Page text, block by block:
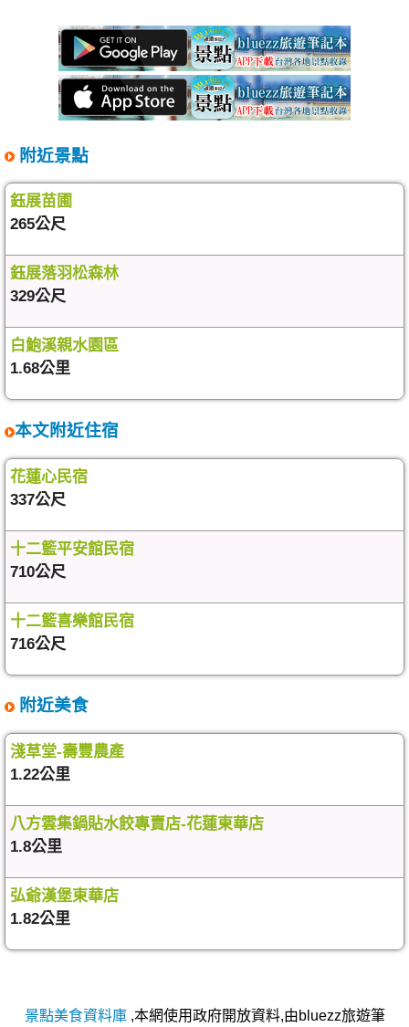
附近景點
鈺展苗圃
265公尺
鈺展落羽松森林
329公尺
白鮑溪親水園區
1.68公里
本文附近住宿
花蓮心民宿
337公尺
十二籃平安館民宿
710公尺
十二籃喜樂館民宿
716公尺
附近美食
淺草堂-壽豐農產
1.22公里
八方雲集鍋貼水餃專賣店-花蓮東華店
1.8公里
弘爺漢堡東華店
1.82公里
景點美食資料庫,本網使用政府開放資料,由bluezz旅遊筆